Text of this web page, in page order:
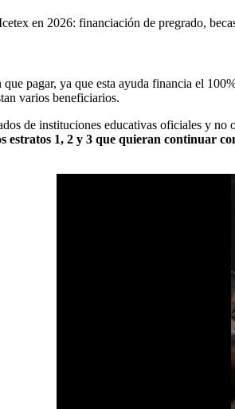
en 2026: financiación de pregrado,
pagar, ya que esta ayuda financia el
varios beneficiarios.
de instituciones educativas oficiales y
estratos 1, 2 y 3 que quieran continuar